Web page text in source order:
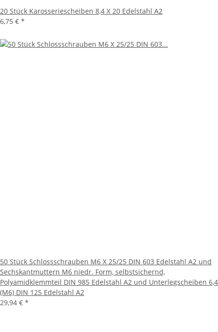
20 Stück Karosseriescheiben 8,4 X 20 Edelstahl A2
6,75 € *
50 Stück Schlossschrauben M6 X 25/25 DIN 603 Edelstahl A2 und
Sechskantmuttern M6 niedr. Form, selbstsichernd,
Polyamidklemmteil DIN 985 Edelstahl A2 und Unterlegscheiben 6,4
(M6) DIN 125 Edelstahl A2
29,94 € *